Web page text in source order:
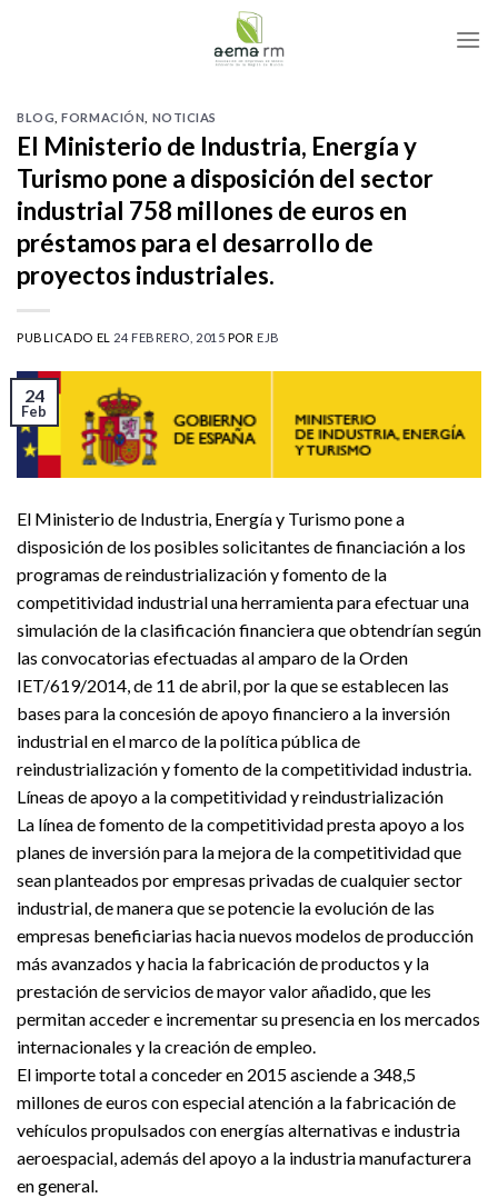
BLOG ,FORMACIÓN NOTICIAS
El Ministerio de Industria, Energía y
Turismo pone a disposición del sector
industrial 758 millones de euros en
préstamos para el desarrollo de
proyectos industriales.
PUBLICADO EL 24 FEBRERO, 2015 POR EJB
24
Feb
El Ministerio de Industria, Energía y Turismo pone a
disposición de los posibles solicitantes de financiación a los
programas de reindustrialización y fomento de la
competitividad industrial una herramienta para efectuar una
simulación de la clasificación financiera que obtendrían según
las convocatorias efectuadas al amparo de la Orden
IET/619/2014, de 11 de abril, por la que se establecen las
bases para la concesión de apoyo financiero a la inversión
industrial en el marco de la política pública de
reindustrialización y fomento de la competitividad industria.
Líneas de apoyo a la competitividad y reindustrialización
La línea de fomento de la competitividad presta apoyo a los
planes de inversión para la mejora de la competitividad que
sean planteados por empresas privadas de cualquier sector
industrial, de manera que se potencie la evolución de las
empresas beneficiarias hacia nuevos modelos de producción
más avanzados y hacia la fabricación de productos y la
prestación de servicios de mayor valor añadido, que les
permitan acceder e incrementar su presencia en los mercados
internacionales y la creación de empleo.
El importe total a conceder en 2015 asciende a 348,5
millones de euros con especial atención a la fabricación de
vehículos propulsados con energías alternativas e industria
aeroespacial, además del apoyo a la industria manufacturera
en general.